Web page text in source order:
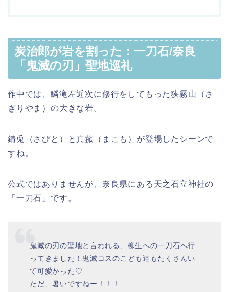
炭治郎が岩を割った：一刀石/奈良
「鬼滅の刃」聖地巡礼
作中では、鱗滝左近次に修行をしてもった狭霧山（さ
ぎりやま）の大きな岩。
錆兎（さびと）と真菰（まこも）が登場したシーンで
すね。
公式ではありませんが、奈良県にある天之石立神社の
「一刀石」です。
鬼滅の刃の聖地と言われる、柳生への一刀石へ行
ってきました！鬼滅コスのこども達もたくさんい
て可愛かった♡
ただ、暑いですねー！！！